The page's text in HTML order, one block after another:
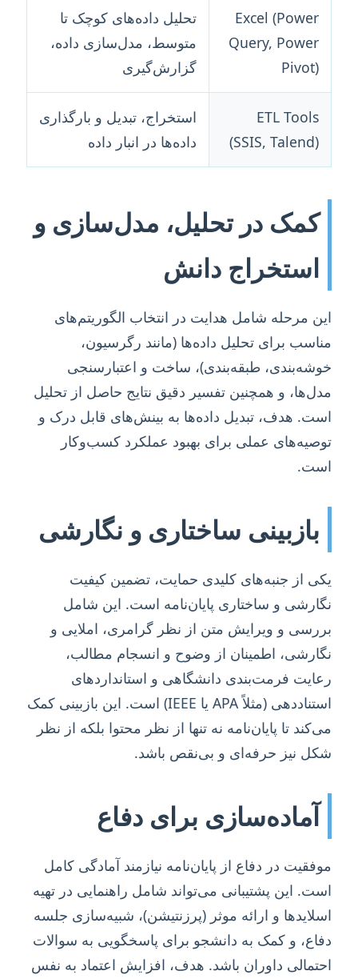
Excel (Power
Query, Power
Pivot)
تحلیل داده‌های کوچک تا
متوسط، مدل‌سازی داده،
گزارش‌گیری
ETL Tools
(SSIS, Talend)
استخراج، تبدیل و بارگذاری
داده‌ها در انبار داده
کمک در تحلیل، مدل‌سازی و
استخراج دانش
این مرحله شامل هدایت در انتخاب الگوریتم‌های
مناسب برای تحلیل داده‌ها (مانند رگرسیون،
خوشه‌بندی، طبقه‌بندی)، ساخت و اعتبارسنجی
مدل‌ها، و همچنین تفسیر دقیق نتایج حاصل از تحلیل
است. هدف، تبدیل داده‌ها به بینش‌های قابل درک و
توصیه‌های عملی برای بهبود عملکرد کسب‌وکار
است.
بازبینی ساختاری و نگارشی
یکی از جنبه‌های کلیدی حمایت، تضمین کیفیت
نگارشی و ساختاری پایان‌نامه است. این شامل
بررسی و ویرایش متن از نظر گرامری، املایی و
نگارشی، اطمینان از وضوح و انسجام مطالب،
رعایت فرمت‌بندی دانشگاهی و استانداردهای
استناددهی (مثلاً APA یا IEEE) است. این بازبینی کمک
می‌کند تا پایان‌نامه نه تنها از نظر محتوا بلکه از نظر
شکل نیز حرفه‌ای و بی‌نقص باشد.
آماده‌سازی برای دفاع
موفقیت در دفاع از پایان‌نامه نیازمند آمادگی کامل
است. این پشتیبانی می‌تواند شامل راهنمایی در تهیه
اسلایدها و ارائه موثر (پرزنتیشن)، شبیه‌سازی جلسه
دفاع، و کمک به دانشجو برای پاسخگویی به سوالات
احتمالی داوران باشد. هدف، افزایش اعتماد به نفس